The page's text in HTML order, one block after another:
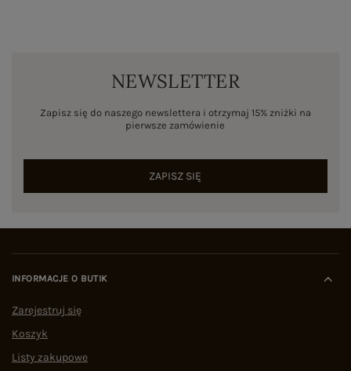
NEWSLETTER
Zapisz się do naszego newslettera i otrzymaj 15% zniżki na
pierwsze zamówienie
ZAPISZ SIĘ
INFORMACJE O BUTIK
Zarejestruj się
Koszyk
Listy zakupowe